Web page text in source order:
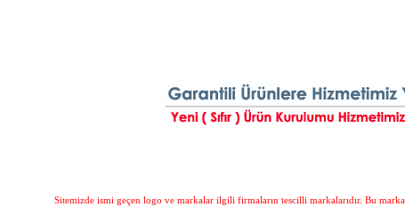
Sitemizde ismi geçen logo ve markalar ilgili firmaların tescilli markalarıdır. Bu